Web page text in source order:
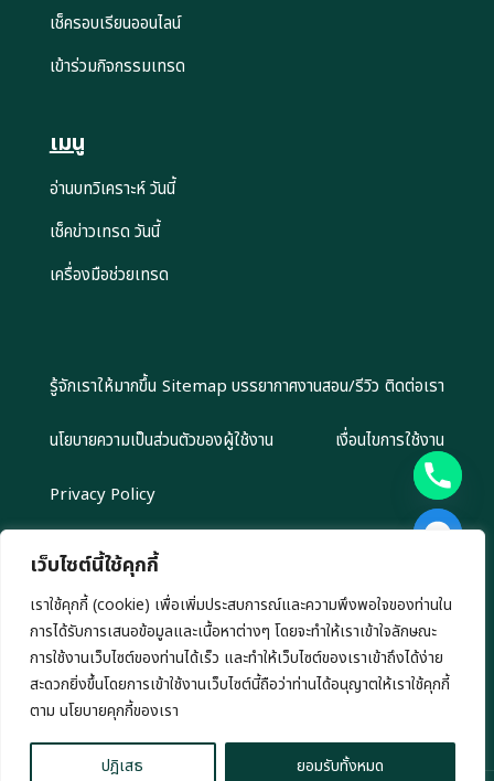
เว็บไซต์นี้ใช้คุกกี้
เราใช้คุกกี้ (cookie) เพื่อเพิ่มประสบการณ์และความพึงพอใจของท่านใน
การได้รับการเสนอข้อมูลและเนื้อหาต่างๆ โดยจะทำให้เราเข้าใจลักษณะ
การใช้งานเว็บไซต์ของท่านได้เร็ว และทำให้เว็บไซต์ของเราเข้าถึงได้ง่าย
สะดวกยิ่งขึ้นโดยการเข้าใช้งานเว็บไซต์นี้ถือว่าท่านได้อนุญาตให้เราใช้คุกกี้
ตาม นโยบายคุกกี้ของเรา
ปฎิเสธ ยอมรับทั้งหมด
เช็ครอบเรียนออนไลน์
เข้าร่วมกิจกรรมเทรด
เมนู
อ่านบทวิเคราะห์ วันนี้
เช็คข่าวเทรด วันนี้
เครื่องมือช่วยเทรด
รู้จักเราให้มากขึ้น Sitemap บรรยากาศงานสอน/รีวิว ติดต่อเรา
นโยบายความเป็นส่วนตัวของผู้ใช้งาน เงื่อนไขการใช้งาน
Privacy Policy
Copyright 2024 EliteGroupAcademy.com © สงวนลิขสิทธิ์ตาม
กฎหมาย ห้ามนำไปทำซ้ำ หรือคัดลอกข้อมูลโดยไม่ได้รับอนุญาต
เรามีนโยบาย นำเสนอข้อมูลอย่างโปร่งสัยและเป็นกลาง ทุกข้อมูลที่นำเสนอ เรา
ไม่มีเจตนาชักชวนการลงทุน หรือ ชี้นำการลงทุนใดๆ ทั้งสิ้น
chaty